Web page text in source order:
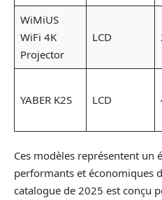
WiMiUS
WiFi 4K
Projector
LCD
YABER K2S LCD
Ces modèles représentent un
performants et économiques
catalogue de 2025 est conçu